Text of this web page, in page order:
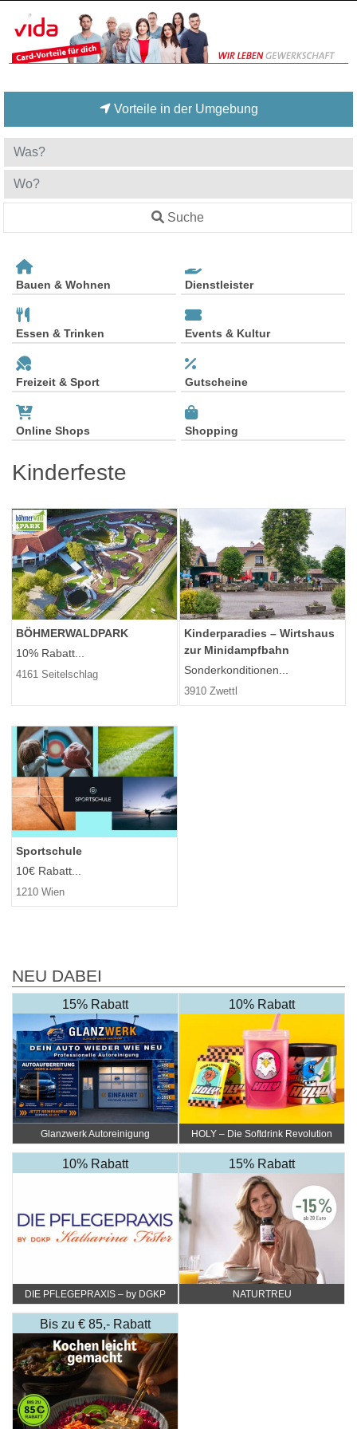
Vorteile in der Umgebung
Suche
Bauen & Wohnen Dienstleister
Essen & Trinken Events & Kultur
Freizeit & Sport Gutscheine
Online Shops Shopping
Kinderfeste
BÖHMERWALDPARK
10% Rabatt...
4161 Seitelschlag
Kinderparadies – Wirtshaus
zur Minidampfbahn
Sonderkonditionen...
3910 Zwettl
Sportschule
10€ Rabatt...
1210 Wien
NEU DABEI
15% Rabatt
Glanzwerk Autoreinigung
10% Rabatt
HOLY – Die Softdrink Revolution
10% Rabatt
DIE PFLEGEPRAXIS – by DGKP
15% Rabatt
NATURTREU
Bis zu € 85,- Rabatt